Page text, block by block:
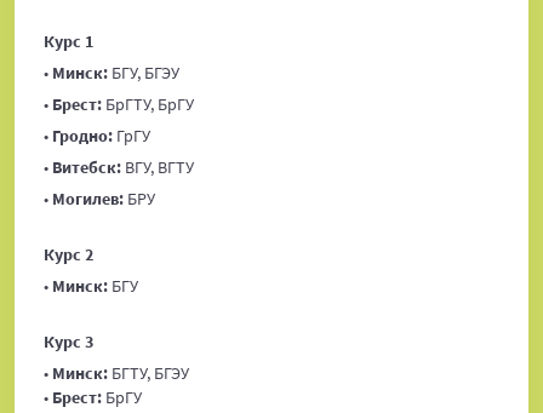
Курс 1
• Минск: БГУ, БГЭУ
• Брест: БрГТУ, БрГУ
• Гродно: ГрГУ
• Витебск: ВГУ, ВГТУ
• Могилев: БРУ
Курс 2
• Минск: БГУ
Курс 3
• Минск: БГТУ, БГЭУ
• Брест: БрГУ